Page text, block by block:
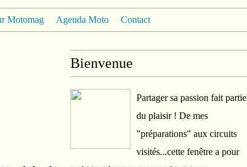
Motomag Agenda Moto Contact
Bienvenue
Partager sa passion fait partie
du plaisir ! De mes
"préparations" aux circuits
visités...cette fenêtre a pour